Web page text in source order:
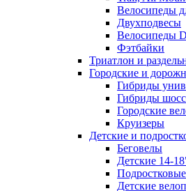
Велосипеды
Двухподвесы
Велосипеды
Фэтбайки
Триатлон и
Городские и
Гибриды
Гибриды
Городские
Круизеры
Детские и
Беговелы
Детские 14-
Детские